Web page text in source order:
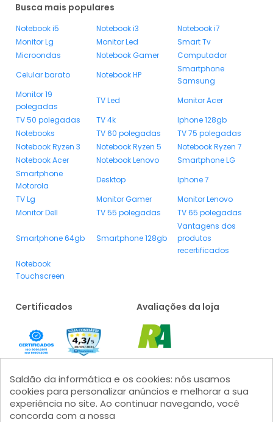
Busca mais populares
Notebook i5 Notebook i3
Notebook i7
Monitor Lg
Monitor Led
Smart Tv
Microondas
Notebook Gamer
Computador
Celular barato
Notebook HP
Smartphone
Samsung
Monitor 19
polegadas
TV Led
Monitor Acer
TV 50 polegadas
TV 4k
Iphone 128gb
Notebooks
TV 60 polegadas
TV 75 polegadas
Notebook Ryzen 3
Notebook Ryzen 5
Notebook Ryzen 7
Notebook Acer
Notebook Lenovo
Smartphone LG
Smartphone
Motorola
Desktop
Iphone 7
TV Lg
Monitor Gamer
Monitor Lenovo
Monitor Dell
TV 55 polegadas TV 65 polegadas
Smartphone 64gb Smartphone 128gb
Vantagens dos
produtos
recertificados
Notebook
Touchscreen
Certificados Avaliações da loja
Saldão da informática e os cookies: nós usamos
cookies para personalizar anúncios e melhorar a sua
experiência no site. Ao continuar navegando, você
concorda com a nossa